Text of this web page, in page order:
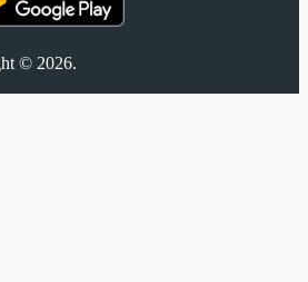
© 2026.